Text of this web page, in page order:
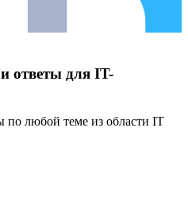
ответы для IT-
по любой теме из области IT